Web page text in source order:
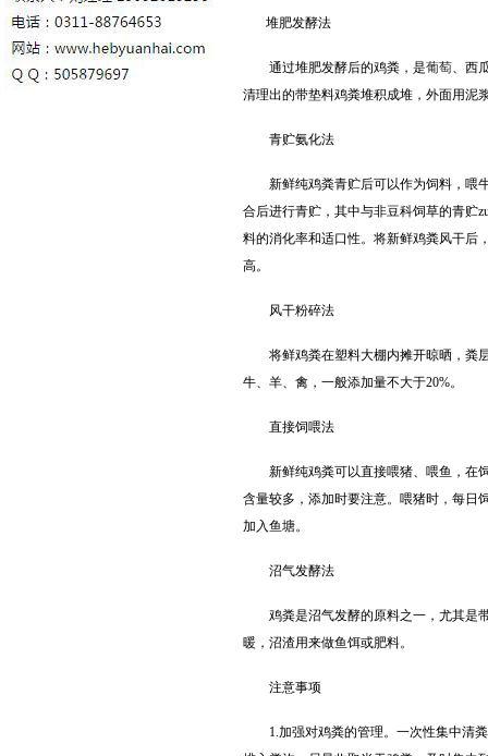
堆肥发酵法
通过堆肥发酵后的鸡粪，是葡萄、西
清理出的带垫料鸡粪堆积成堆，外面用泥
青贮氨化法
新鲜纯鸡粪青贮后可以作为饲料，喂
合后进行青贮，其中与非豆科饲草的青贮
料的消化率和适口性。将新鲜鸡粪风干后
高。
风干粉碎法
将鲜鸡粪在塑料大棚内摊开晾晒，粪层
牛、羊、禽，一般添加量不大于20%。
直接饲喂法
新鲜纯鸡粪可以直接喂猪、喂鱼，在
含量较多，添加时要注意。喂猪时，每日
加入鱼塘。
沼气发酵法
鸡粪是沼气发酵的原料之一，尤其是带
暖，沼渣用来做鱼饵或肥料。
注意事项
1.加强对鸡粪的管理。一次性集中清粪